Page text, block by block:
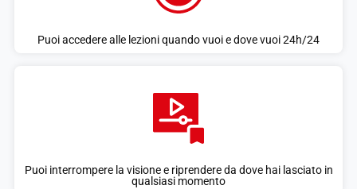
Puoi accedere alle lezioni quando vuoi e dove vuoi 24h/24
Puoi interrompere la visione e riprendere da dove hai lasciato in
qualsiasi momento